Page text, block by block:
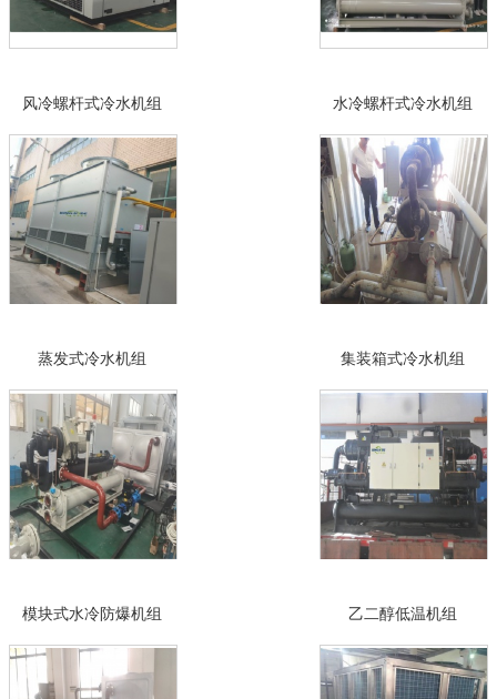
风冷螺杆式冷水机组 水冷螺杆式冷水机组
蒸发式冷水机组 集装箱式冷水机组
模块式水冷防爆机组 乙二醇低温机组